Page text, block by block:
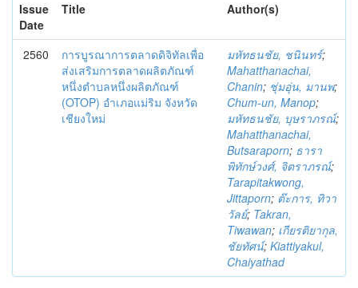
Issue
Date
Title Author(s)
2560
การบูรณาการตลาดดิจิทัลเพื่อ
ส่งเสริมการตลาดผลิตภัณฑ์
หนึ่งตำบลหนึ่งผลิตภัณฑ์
(OTOP) อำเภอแม่ริม จังหวัด
เชียงใหม่
มหัทธนชัย, ชนินทร์;
Mahatthanachai,
Chanin; ชุ่มอุ่น, มานพ;
Chum-un, Manop;
มหัทธนชัย, บุษราภรณ์;
Mahatthanachai,
Butsaraporn; ธารา
พิทักษ์วงศ์, จิตราภรณ์;
Tarapitakwong,
Jittaporn; ต๊ะการ, ทิวา
วัลย์; Takran,
Tiwawan; เกียรติยากุล,
ชัยทัศน์; Kiattiyakul,
Chaiyathad